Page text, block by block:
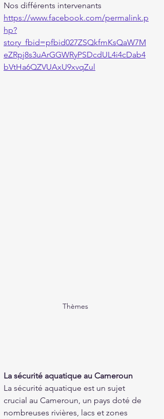
Nos différents intervenants
https://www.facebook.com/permalink.p
hp?
story_fbid=pfbid027ZSQkfmKsQaW7M
eZRpj8s3uArGGWRyPSDcdUL4i4cDab4
bVtHa6QZVUAxU9xvqZul
Thèmes
La sécurité aquatique au Cameroun
La sécurité aquatique est un sujet
crucial au Cameroun, un pays doté de
nombreuses rivières, lacs et zones